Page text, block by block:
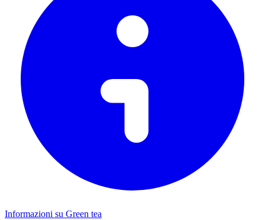
Informazioni su Green tea